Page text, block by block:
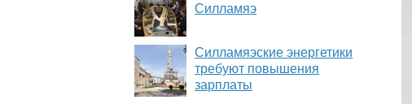
Силламяэ
Силламяэские энергетики
требуют повышения
зарплаты